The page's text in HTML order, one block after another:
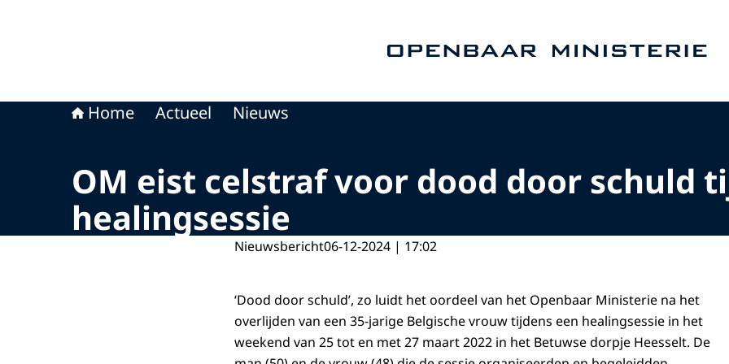
Home Actueel Nieuws
OM eist celstraf voor dood door schuld
healingsessie
Nieuwsbericht06-12-2024 | 17:02
‘Dood door schuld’, zo luidt het oordeel van het Openbaar Ministerie na het
overlijden van een 35-jarige Belgische vrouw tijdens een healingsessie in het
weekend van 25 tot en met 27 maart 2022 in het Betuwse dorpje Heesselt. De